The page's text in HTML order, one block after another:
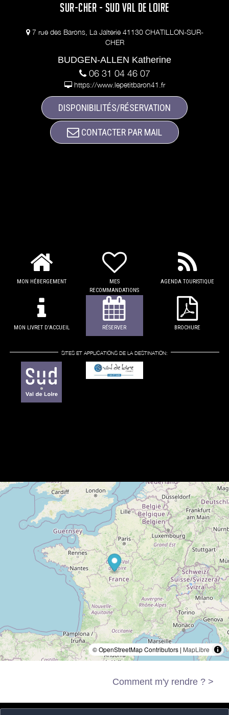
SUR-CHER - SUD VAL DE LOIRE
7 rue des Barons, La Jalterie 41130 CHATILLON-SUR-
CHER
BUDGEN-ALLEN Katherine
06 31 04 46 07
https://www.lepetitbaron41.fr
DISPONIBILITÉS/RÉSERVATION
CONTACTER PAR MAIL
MON HÉBERGEMENT
MES
RECOMMANDATIONS
AGENDA TOURISTIQUE
MON LIVRET D'ACCUEIL RÉSERVER BROCHURE
SITES ET APPLICATIONS DE LA DESTINATION:
© OpenStreetMap Contributors | MapLibre
Comment m'y rendre ? >